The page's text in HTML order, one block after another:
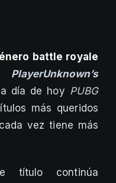
battle royale
PlayerUnknown’s
día de hoy PUBG
más queridos
vez tiene más
título continúa